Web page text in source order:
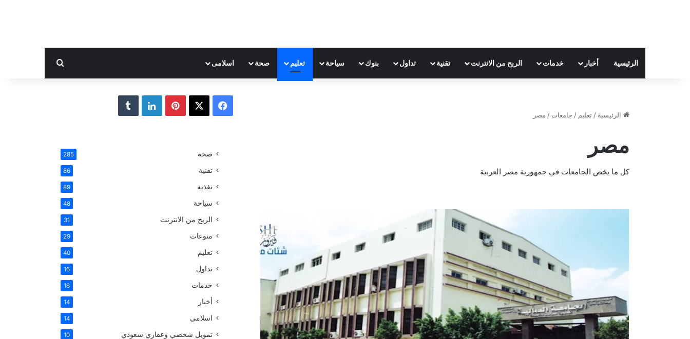
الرئيسية أخبار خدمات الربح من الانترنت تقنية تداول بنوك سياحة تعليم صحة اسلامى
الرئيسية / تعليم / جامعات / مصر
مصر
كل ما يخص الجامعات في جمهورية مصر العربية
ب
و
ك
ب
ل
صحة 285
تقنية 86
تغذية 89
سياحة 48
الربح من الانترنت 31
منوعات 29
تعليم 40
تداول 16
خدمات 16
أخبار 14
اسلامى 14
تمويل شخصي وعقاري سعودي 10